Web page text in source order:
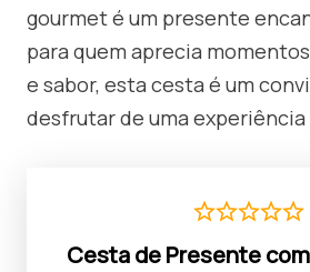
gourmet é um presente
para quem aprecia
e sabor, esta cesta é um
desfrutar de uma
Cesta de Presente